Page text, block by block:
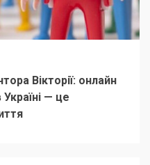
Вікторії: онлайн
— це